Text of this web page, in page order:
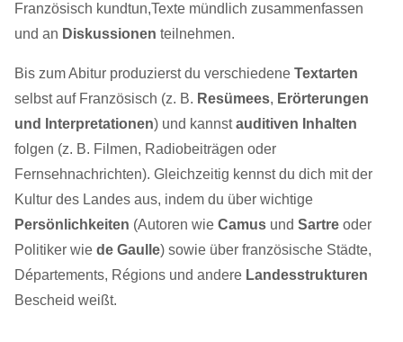
Französisch kundtun,Texte mündlich zusammenfassen
und an Diskussionen teilnehmen.
Bis zum Abitur produzierst du verschiedene Textarten
selbst auf Französisch (z. B. Resümees, Erörterungen
und Interpretationen) und kannstauditiven Inhalten
folgen (z. B. Filmen, Radiobeiträgen oder
Fernsehnachrichten). Gleichzeitig kennst du dich mit der
Kultur des Landes aus, indem du über wichtige
Persönlichkeiten (Autoren wie Camus und Sartre oder
Politiker wie de Gaulle) sowie über französische Städte,
Départements, Régions und andere Landesstrukturen
Bescheid weißt.